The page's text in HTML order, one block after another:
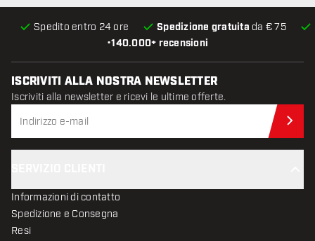
•140.000+ recensioni
Spedito entro 24 ore Spedizione gratuita da € 75
ISCRIVITI ALLA NOSTRA NEWSLETTER
Iscriviti alla newsletter e ricevi le ultime offerte.
Informazioni di contatto
Spedizione e Consegna
Resi